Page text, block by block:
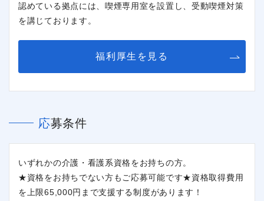
認めている拠点には、喫煙専用室を設置し、受動喫煙対策
を講じております。
福利厚生を見る
応募条件
いずれかの介護・看護系資格をお持ちの方。
★資格をお持ちでない方もご応募可能です★資格取得費用
を上限65,000円まで支援する制度があります！